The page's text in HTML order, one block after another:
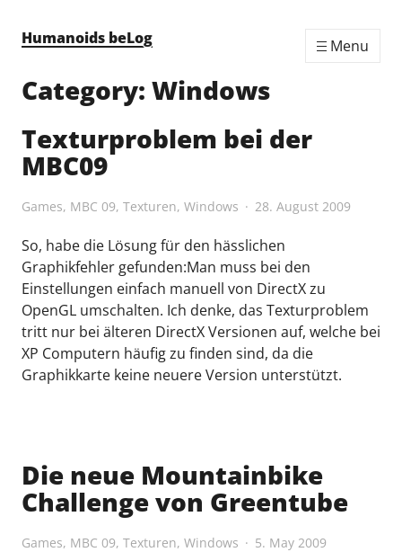
Humanoids beLog
Menu
Category: Windows
Texturproblem bei der
MBC09
Games, MBC 09, Texturen, Windows 28. August 2009
So, habe die Lösung für den hässlichen
Graphikfehler gefunden:Man muss bei den
Einstellungen einfach manuell von DirectX zu
OpenGL umschalten. Ich denke, das Texturproblem
tritt nur bei älteren DirectX Versionen auf, welche bei
XP Computern häufig zu finden sind, da die
Graphikkarte keine neuere Version unterstützt.
Die neue Mountainbike
Challenge von Greentube
Games, MBC 09, Texturen, Windows 5. May 2009